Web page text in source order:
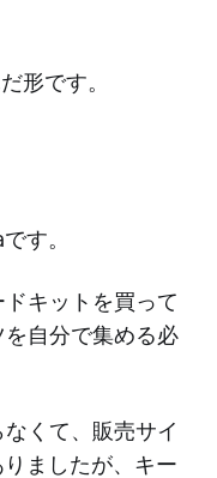
形です。
す。
キットを買って
自分で集める必
くて、販売サイ
ましたが、キー